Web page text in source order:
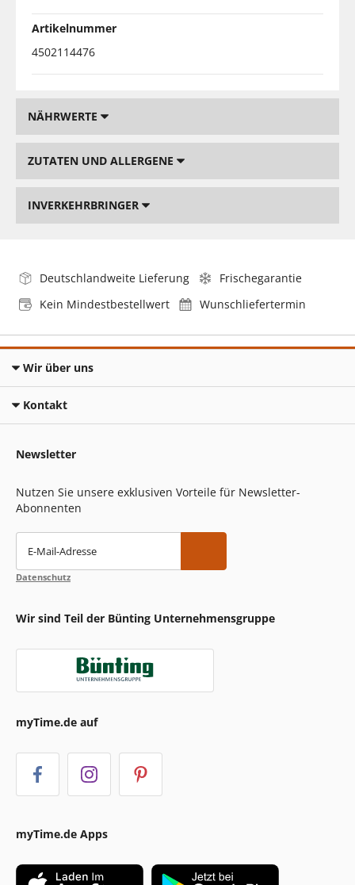
Artikelnummer
4502114476
NÄHRWERTE
ZUTATEN UND ALLERGENE
INVERKEHRBRINGER
Deutschlandweite Lieferung
Frischegarantie
Kein Mindestbestellwert
Wunschliefertermin
Wir über uns
Kontakt
Newsletter
Nutzen Sie unsere exklusiven Vorteile für Newsletter-
Abonnenten
E-Mail-Adresse
Datenschutz
Wir sind Teil der Bünting Unternehmensgruppe
myTime.de auf
myTime.de Apps